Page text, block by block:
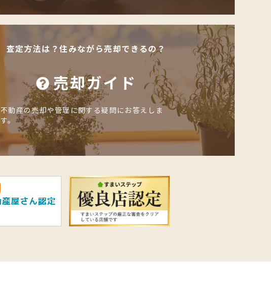
査定方法は？住みながら売却できるの？
売却ガイド
不動産の売却や管理に関する疑問にお答えしま
す。